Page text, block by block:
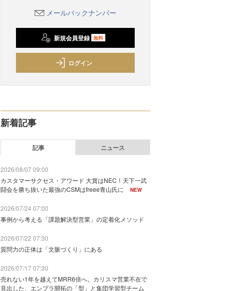
メールバックナンバー
新規会員登録 無料
ログイン
新着記事
記事 ニュース
2026/08/07 09:00
カスタマーサクセス・アワード 大賞はNEC！天下一武
闘会を勝ち抜いた最強のCSMはfreee青山氏に
NEW
2026/07/24 07:00
事例から考える「課題解決型営業」の定着化メソッド
2026/07/22 07:30
質問力の正体は「文脈づくり」にある
2026/07/17 07:30
売れない1年を越えてMRR6倍へ。カリスマ営業不在で
見出した、エンプラ開拓の「型」と集団学習型チーム